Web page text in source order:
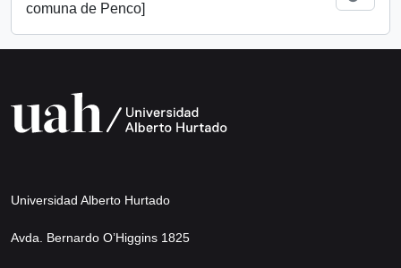
comuna de Penco]
Universidad Alberto Hurtado
Avda. Bernardo O’Higgins 1825